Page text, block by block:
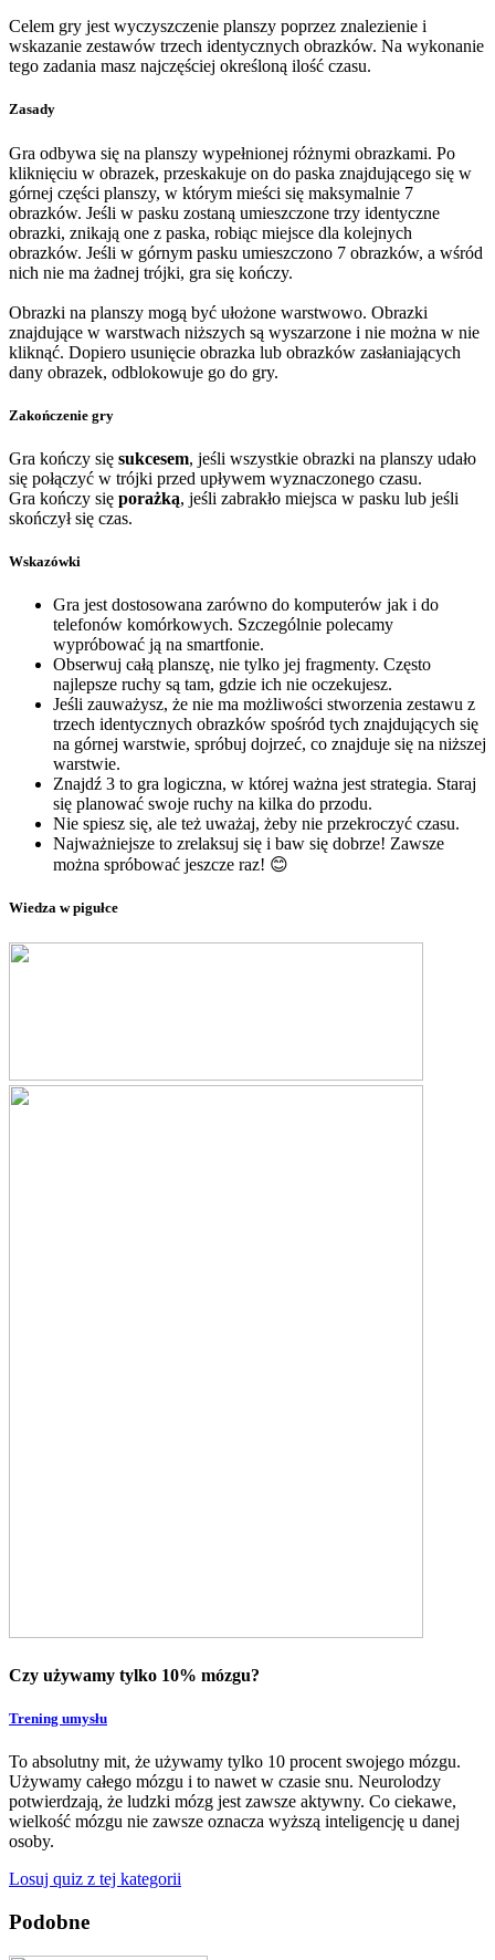
Celem gry jest wyczyszczenie planszy poprzez znalezienie i
wskazanie zestawów trzech identycznych obrazków. Na wykonanie
tego zadania masz najczęściej określoną ilość czasu.
Zasady
Gra odbywa się na planszy wypełnionej różnymi obrazkami. Po
kliknięciu w obrazek, przeskakuje on do paska znajdującego się w
górnej części planszy, w którym mieści się maksymalnie 7
obrazków. Jeśli w pasku zostaną umieszczone trzy identyczne
obrazki, znikają one z paska, robiąc miejsce dla kolejnych
obrazków. Jeśli w górnym pasku umieszczono 7 obrazków, a wśród
nich nie ma żadnej trójki, gra się kończy.
Obrazki na planszy mogą być ułożone warstwowo. Obrazki
znajdujące w warstwach niższych są wyszarzone i nie można w nie
kliknąć. Dopiero usunięcie obrazka lub obrazków zasłaniających
dany obrazek, odblokowuje go do gry.
Zakończenie gry
Gra kończy się sukcesem, jeśli wszystkie obrazki na planszy udało
się połączyć w trójki przed upływem wyznaczonego czasu.
Gra kończy się porażką, jeśli zabrakło miejsca w pasku lub jeśli
skończył się czas.
Wskazówki
Gra jest dostosowana zarówno do komputerów jak i do
telefonów komórkowych. Szczególnie polecamy
wypróbować ją na smartfonie.
Obserwuj całą planszę, nie tylko jej fragmenty. Często
najlepsze ruchy są tam, gdzie ich nie oczekujesz.
Jeśli zauważysz, że nie ma możliwości stworzenia zestawu z
trzech identycznych obrazków spośród tych znajdujących się
na górnej warstwie, spróbuj dojrzeć, co znajduje się na niższej
warstwie.
Znajdź 3 to gra logiczna, w której ważna jest strategia. Staraj
się planować swoje ruchy na kilka do przodu.
Nie spiesz się, ale też uważaj, żeby nie przekroczyć czasu.
Najważniejsze to zrelaksuj się i baw się dobrze! Zawsze
można spróbować jeszcze raz! 😊
Wiedza w pigułce
Czy używamy tylko 10% mózgu?
Trening umysłu
To absolutny mit, że używamy tylko 10 procent swojego mózgu.
Używamy całego mózgu i to nawet w czasie snu. Neurolodzy
potwierdzają, że ludzki mózg jest zawsze aktywny. Co ciekawe,
wielkość mózgu nie zawsze oznacza wyższą inteligencję u danej
osoby.
Losuj quiz z tej kategorii
Podobne